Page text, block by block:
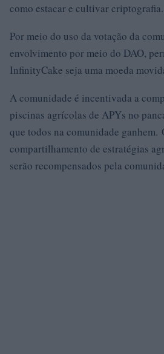
como estacar e cultivar criptografia.
Por meio do uso da votação da
envolvimento por meio do DAO,
InfinityCake seja uma moeda
A comunidade é incentivada a
piscinas agrícolas de APYs no
que todos na comunidade ganhem.
compartilhamento de estratégias
serão recompensados ​​pela